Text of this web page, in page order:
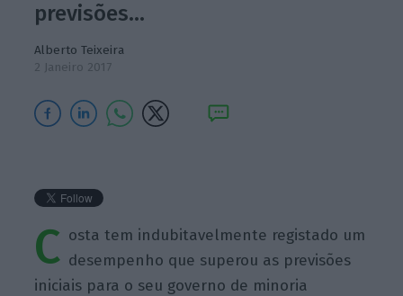
previsões…
Alberto Teixeira
2 Janeiro 2017
C osta tem indubitavelmente registado um
desempenho que superou as previsões
iniciais para o seu governo de minoria